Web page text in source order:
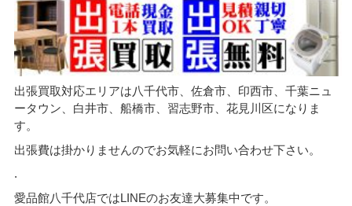
出張買取対応エリアは八千代市、佐倉市、印西市、千葉ニュ
ータウン、白井市、船橋市、習志野市、花見川区になりま
す。
出張費は掛かりませんのでお気軽にお問い合わせ下さい。
.
愛品館八千代店ではLINEのお友達大募集中です。